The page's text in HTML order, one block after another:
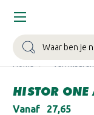
Zoeken
WIN EEN
Home Verfkleuren
HISTOR ONE
Vanaf €27,65